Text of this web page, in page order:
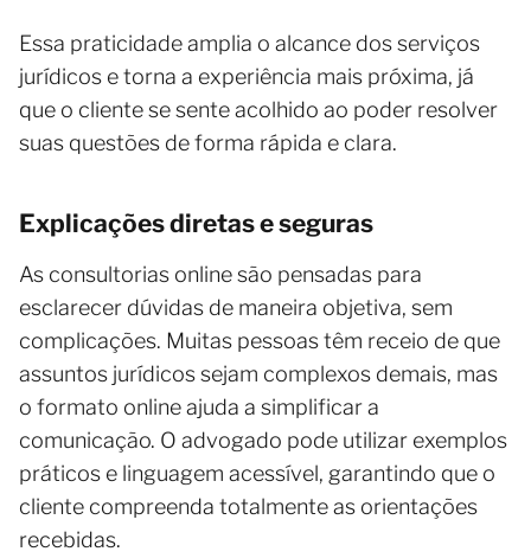
Essa praticidade amplia o alcance dos serviços
jurídicos e torna a experiência mais próxima, já
que o cliente se sente acolhido ao poder resolver
suas questões de forma rápida e clara.
Explicações diretas e seguras
As consultorias online são pensadas para
esclarecer dúvidas de maneira objetiva, sem
complicações. Muitas pessoas têm receio de que
assuntos jurídicos sejam complexos demais, mas
o formato online ajuda a simplificar a
comunicação. O advogado pode utilizar exemplos
práticos e linguagem acessível, garantindo que o
cliente compreenda totalmente as orientações
recebidas.